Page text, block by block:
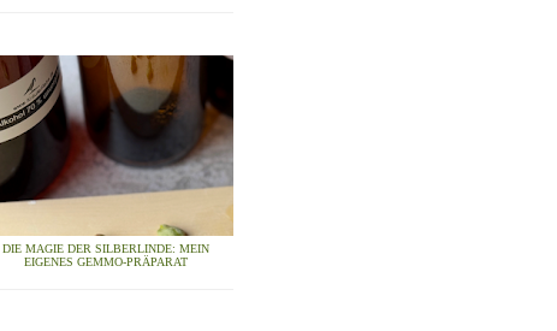
DIE MAGIE DER SILBERLINDE: MEIN
EIGENES GEMMO-PRÄPARAT